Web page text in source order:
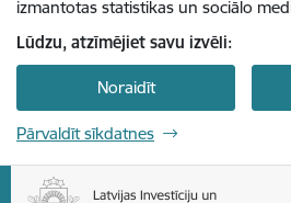
izmantotas statistikas un sociālo
Lūdzu, atzīmējiet savu izvēli:
Noraidīt
Pārvaldīt sīkdatnes